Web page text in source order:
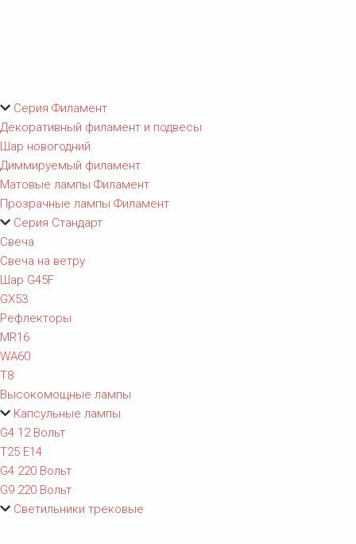
Серия Филамент
Декоративный филамент и подвесы
Шар новогодний
Диммируемый филамент
Матовые лампы Филамент
Прозрачные лампы Филамент
Серия Стандарт
Свеча
Свеча на ветру
Шар G45F
GX53
Рефлекторы
MR16
WA60
T8
Высокомощные лампы
Капсульные лампы
G4 12 Вольт
T25 E14
G4 220 Вольт
G9 220 Вольт
Светильники трековые